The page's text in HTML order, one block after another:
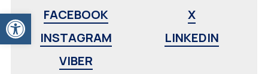
Ανοίξτε τη γραμμή εργαλείων
FACEBOOK
X
INSTAGRAM
LINKEDIN
VIBER